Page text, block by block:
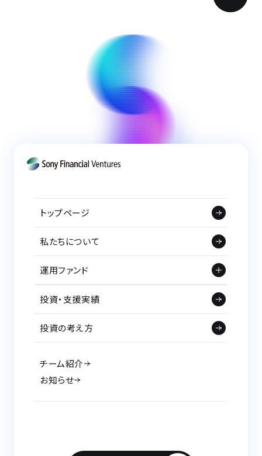
トップページ
私たちについて
運用ファンド
投資・支援実績
投資の考え方
チーム紹介
お知らせ